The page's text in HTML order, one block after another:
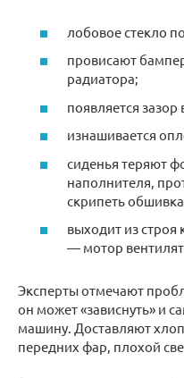
лобовое стекло
провисают
радиатора;
появляется
изнашивается
сиденья теряют
наполнителя,
скрипеть
выходит из
— мотор
Эксперты отмечают
он может «зависнуть» и
машину. Доставляют
передних фар, плохой